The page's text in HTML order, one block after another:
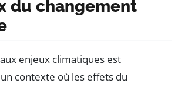
du changement
enjeux climatiques est
contexte où les effets du